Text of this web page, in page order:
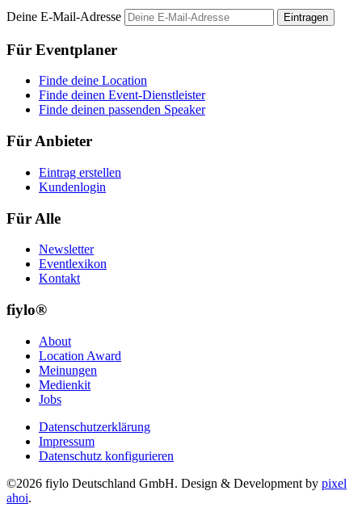
Deine E-Mail-Adresse Eintragen
Für Eventplaner
Finde deine Location
Finde deinen Event-Dienstleister
Finde deinen passenden Speaker
Für Anbieter
Eintrag erstellen
Kundenlogin
Für Alle
Newsletter
Eventlexikon
Kontakt
fiylo®
About
Location Award
Meinungen
Medienkit
Jobs
Datenschutzerklärung
Impressum
Datenschutz konfigurieren
©2026 fiylo Deutschland GmbH. Design & Development by pixel
ahoi.